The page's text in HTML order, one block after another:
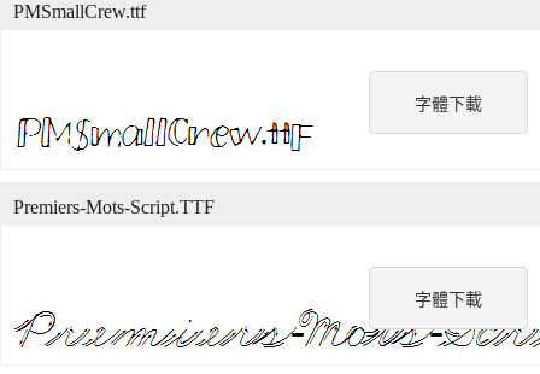
字體下載
PMSmallCrew.ttf
字體下載
Premiers-Mots-Script.TTF